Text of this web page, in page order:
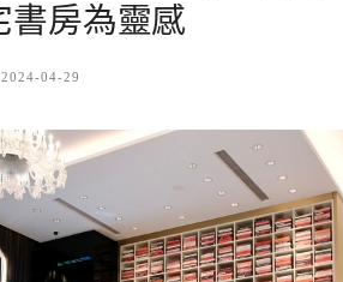
書房為靈感
2024-04-29